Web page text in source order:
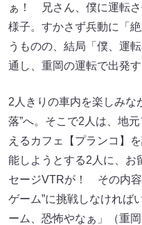
ぁ！ 兄さん、僕に運転
様子。すかさず兵動に「
うものの、結局「僕、運
通し、重岡の運転で出発す
2人きりの車内を楽しみな
落”へ。そこで2人は、地
えるカフェ【プランコ】
能しようとする2人に、お
セージVTRが！ その内容
ゲーム”に挑戦しなければ
ーム、恐怖やなぁ」（重